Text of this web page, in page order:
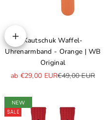
Optionen auswählen
Kautschuk Waffel-
Uhrenarmband - Orange | WB
Original
Angebot
ab €29,00 EURRegulärer Preis
€49,00 EUR
NEW
SALE